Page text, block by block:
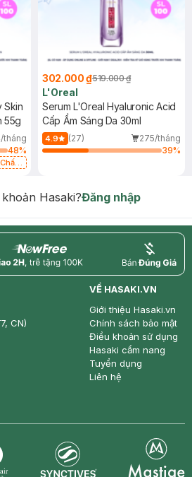
Skin
55g
tháng
48%
302.000 ₫519.000 ₫
L'Oreal
Serum L'Oreal Hyaluronic Acid
Cấp Ẩm Sáng Da 30ml
4.9 (27)
275/tháng
39%
Hasaki?Đăng nhập
price
CN)
VỀ HASAKI.VN
Giới thiệu Hasaki.vn
Chính sách bảo mật
Điều khoản sử dụng
Hasaki cẩm nang
Tuyển dụng
Liên hệ